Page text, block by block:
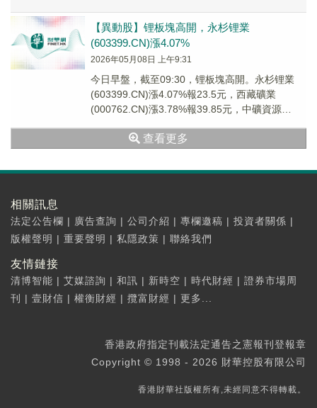
【異動股】锂板塊高開，永杉锂業
(603399.CN)漲4.07%
2026年05月08日 上午9:31
今日早盤，截至09:30，锂板塊高開。永杉锂業
(603399.CN)漲4.07%報23.5元，西藏礦業
(000762.CN)漲3.78%報39.85元，中礦資源
查看更多
相關訊息
法定公告欄 | 廣告查詢 | 公司介紹 | 專欄邀稿 | 投資者關係 |
版權聲明 | 重要聲明 | 私隱政策 | 聯絡我們
友情鏈接
清博智能 | 艾媒諮詢 | 和訊 | 新時空 | 時代財經 | 證券市場周
刊
| 壹財信 | 權衡財經 | 攬富財經 | 更多...
香港政府指定刊載法定通告之憲報刊登報章
Copyright © 1998 - 2026 財華控股有限公司
香港財華社版權所有,未經同意不得轉載。